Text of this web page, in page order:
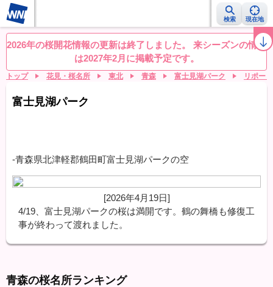
検索 現在地
桜レーダー 名所ランキング 桜開花予想NEWS お花見動画 目的別
2026年の桜開花情報の更新は終了しました。 来シーズンの情報
は2027年2月に掲載予定です。
トップ 花見・桜名所 東北 青森 富士見湖パーク リポー
富士見湖パーク
-青森県北津軽郡鶴田町富士見湖パークの空
[2026年4月19日]
4/19、富士見湖パークの桜は満開です。鶴の舞橋も修復工
事が終わって渡れました。
青森の桜名所ランキング